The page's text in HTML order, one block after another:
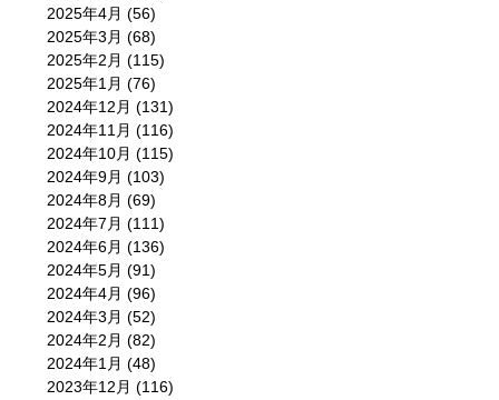
2025年4月 (56)
2025年3月 (68)
2025年2月 (115)
2025年1月 (76)
2024年12月 (131)
2024年11月 (116)
2024年10月 (115)
2024年9月 (103)
2024年8月 (69)
2024年7月 (111)
2024年6月 (136)
2024年5月 (91)
2024年4月 (96)
2024年3月 (52)
2024年2月 (82)
2024年1月 (48)
2023年12月 (116)